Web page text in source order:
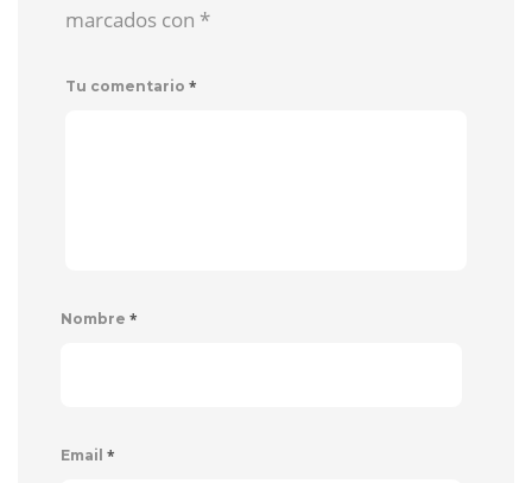
marcados con *
Tu comentario *
Nombre *
Email *